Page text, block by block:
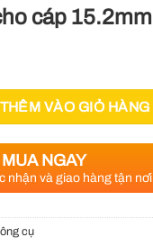
cáp 15.2mm
THÊM VÀO GIỎ HÀNG
MUA NGAY
nhận và giao hàng tận nơi
cụ